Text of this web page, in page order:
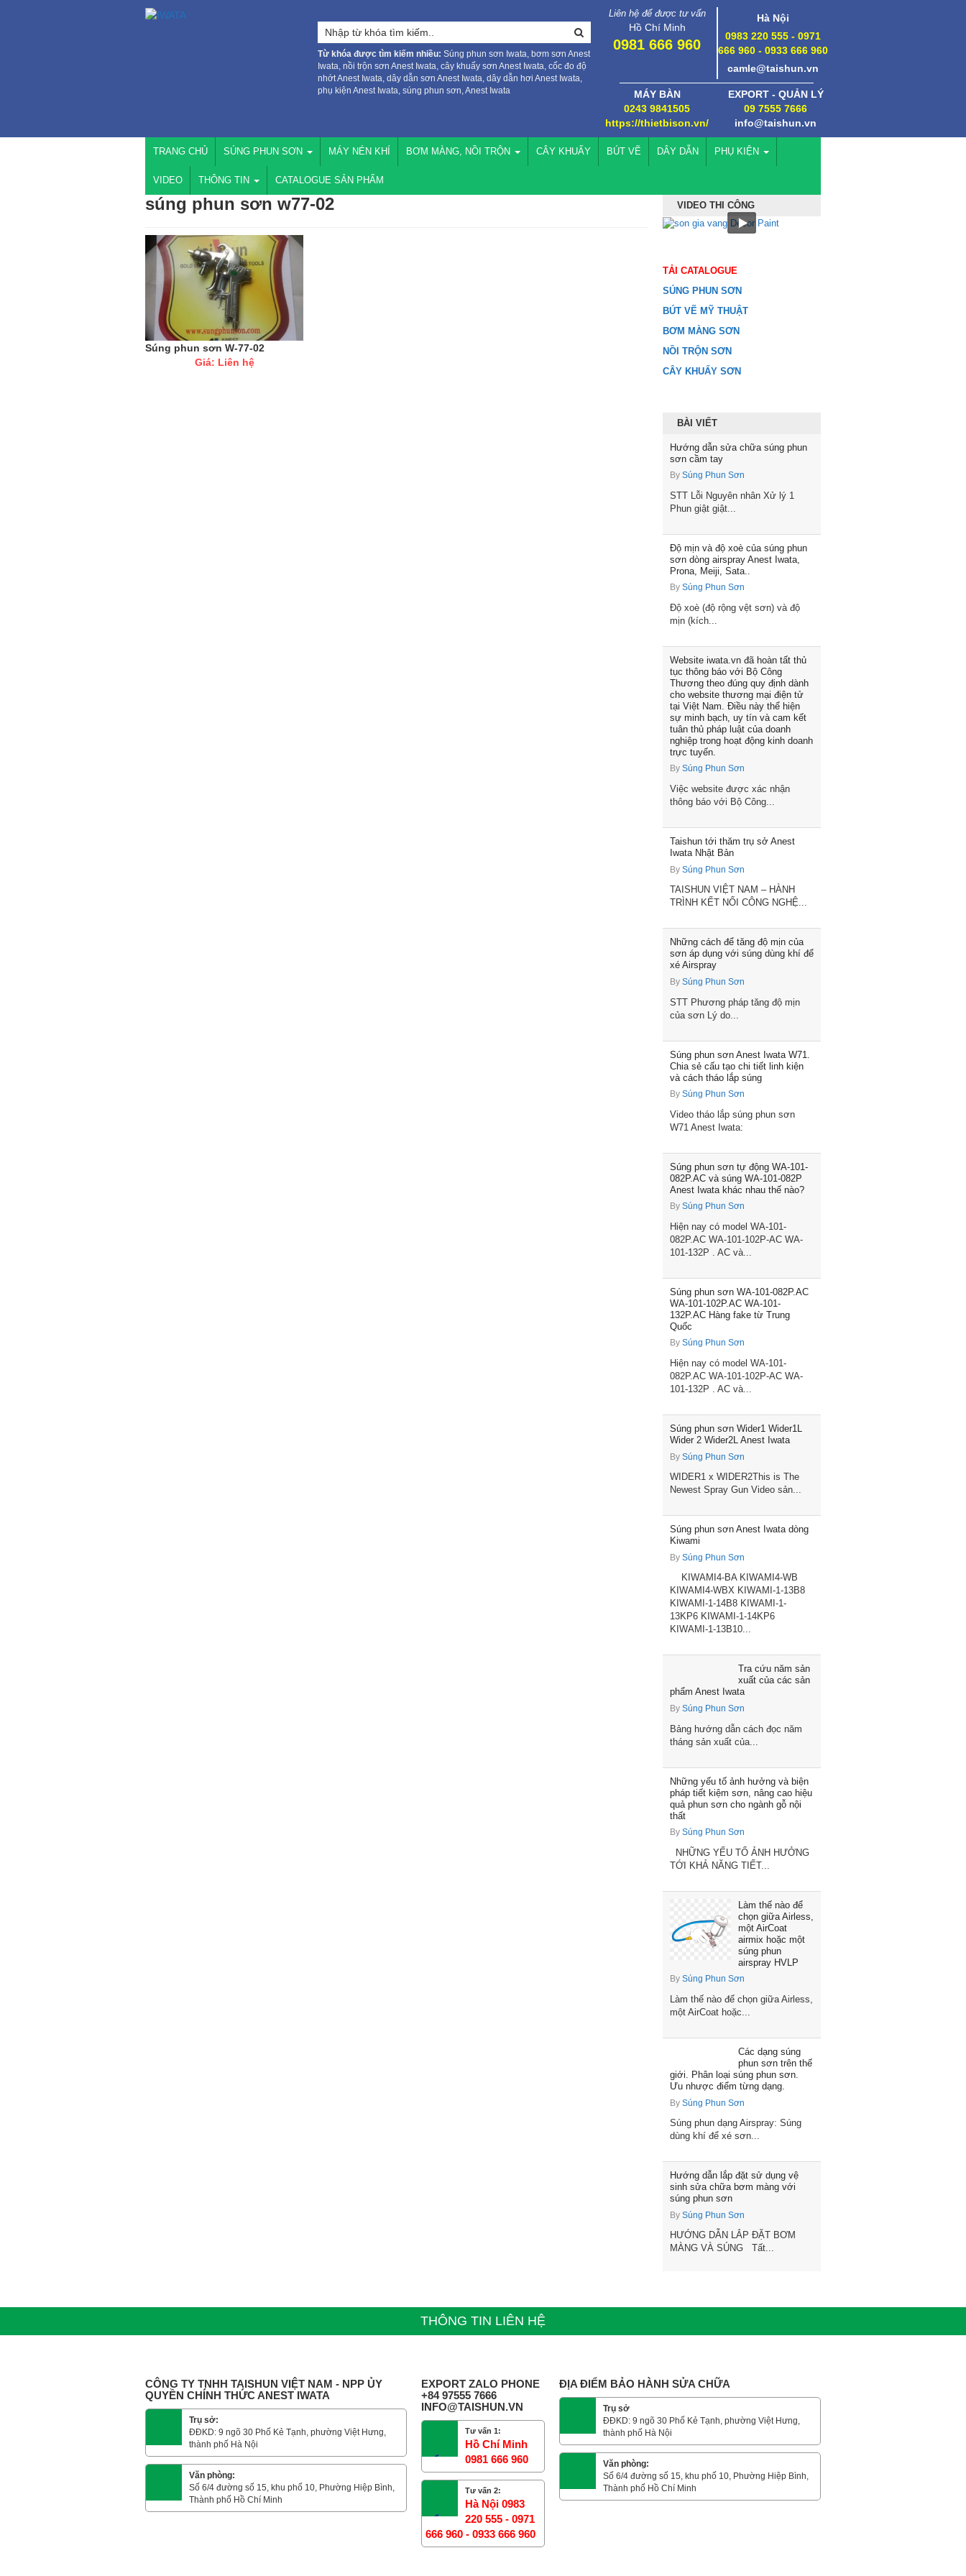
Từ khóa được tìm kiếm nhiều: Súng phun sơn Iwata, bơm sơn Anest
Iwata, nồi trộn sơn Anest Iwata, cây khuấy sơn Anest Iwata, cốc đo độ
nhớt Anest Iwata, dây dẫn sơn Anest Iwata, dây dẫn hơi Anest Iwata,
phụ kiện Anest Iwata, súng phun sơn, Anest Iwata
Liên hệ để được tư vấn
Hồ Chí Minh
0981 666 960
Hà Nội
0983 220 555 - 0971
666 960 - 0933 666 960
camle@taishun.vn
MÁY BÀN
0243 9841505
https://thietbison.vn/
EXPORT - QUẢN LÝ
09 7555 7666
info@taishun.vn
TRANG CHỦ SÚNG PHUN SƠN MÁY NÉN KHÍ BƠM MÀNG, NỒI TRỘN CÂY KHUẤY BÚT VẼ DÂY DẪN PHỤ KIỆN
VIDEO THÔNG TIN CATALOGUE SẢN PHẨM
súng phun sơn w77-02
Súng phun sơn W-77-02
Giá: Liên hệ
VIDEO THI CÔNG
TẢI CATALOGUE
SÚNG PHUN SƠN
BÚT VẼ MỸ THUẬT
BƠM MÀNG SƠN
NỒI TRỘN SƠN
CÂY KHUẤY SƠN
BÀI VIẾT
Hướng dẫn sửa chữa súng phun
sơn cầm tay
By Súng Phun Sơn
STT Lỗi Nguyên nhân Xử lý 1
Phun giật giật...
Độ mịn và độ xoè của súng phun
sơn dòng airspray Anest Iwata,
Prona, Meiji, Sata..
By Súng Phun Sơn
Độ xoè (độ rộng vệt sơn) và độ
mịn (kích...
Website iwata.vn đã hoàn tất thủ
tục thông báo với Bộ Công
Thương theo đúng quy định dành
cho website thương mại điện tử
tại Việt Nam. Điều này thể hiện
sự minh bạch, uy tín và cam kết
tuân thủ pháp luật của doanh
nghiệp trong hoạt động kinh doanh
trực tuyến.
By Súng Phun Sơn
Việc website được xác nhận
thông báo với Bộ Công...
Taishun tới thăm trụ sở Anest
Iwata Nhật Bản
By Súng Phun Sơn
TAISHUN VIỆT NAM – HÀNH
TRÌNH KẾT NỐI CÔNG NGHỆ...
Những cách để tăng độ mịn của
sơn áp dụng với súng dùng khí để
xé Airspray
By Súng Phun Sơn
STT Phương pháp tăng độ mịn
của sơn Lý do...
Súng phun sơn Anest Iwata W71.
Chia sẻ cấu tạo chi tiết linh kiện
và cách tháo lắp súng
By Súng Phun Sơn
Video tháo lắp súng phun sơn
W71 Anest Iwata:
Súng phun sơn tự động WA-101-
082P.AC và súng WA-101-082P
Anest Iwata khác nhau thế nào?
By Súng Phun Sơn
Hiện nay có model WA-101-
082P.AC WA-101-102P-AC WA-
101-132P . AC và...
Súng phun sơn WA-101-082P.AC
WA-101-102P.AC WA-101-
132P.AC Hàng fake từ Trung
Quốc
By Súng Phun Sơn
Hiện nay có model WA-101-
082P.AC WA-101-102P-AC WA-
101-132P . AC và...
Súng phun sơn Wider1 Wider1L
Wider 2 Wider2L Anest Iwata
By Súng Phun Sơn
WIDER1 x WIDER2This is The
Newest Spray Gun Video sản...
Súng phun sơn Anest Iwata dòng
Kiwami
By Súng Phun Sơn
KIWAMI4-BA KIWAMI4-WB
KIWAMI4-WBX KIWAMI-1-13B8
KIWAMI-1-14B8 KIWAMI-1-
13KP6 KIWAMI-1-14KP6
KIWAMI-1-13B10...
Tra cứu năm sản
xuất của các sản
phẩm Anest Iwata
By Súng Phun Sơn
Bảng hướng dẫn cách đọc năm
tháng sản xuất của...
Những yếu tố ảnh hưởng và biện
pháp tiết kiệm sơn, nâng cao hiệu
quả phun sơn cho ngành gỗ nội
thất
By Súng Phun Sơn
NHỮNG YẾU TỐ ẢNH HƯỞNG
TỚI KHẢ NĂNG TIẾT...
Làm thế nào để
chọn giữa Airless,
một AirCoat
airmix hoặc một
súng phun
airspray HVLP
By Súng Phun Sơn
Làm thế nào để chọn giữa Airless,
một AirCoat hoặc...
Các dạng súng
phun sơn trên thế
giới. Phân loại súng phun sơn.
Ưu nhược điểm từng dạng.
By Súng Phun Sơn
Súng phun dạng Airspray: Súng
dùng khí để xé sơn...
Hướng dẫn lắp đặt sử dụng vệ
sinh sửa chữa bơm màng với
súng phun sơn
By Súng Phun Sơn
HƯỚNG DẪN LẮP ĐẶT BƠM
MÀNG VÀ SÚNG Tất...
THÔNG TIN LIÊN HỆ
CÔNG TY TNHH TAISHUN VIỆT NAM - NPP ỦY
QUYỀN CHÍNH THỨC ANEST IWATA
Trụ sở:
ĐĐKD: 9 ngõ 30 Phố Kẻ Tạnh, phường Việt Hưng,
thành phố Hà Nội
Văn phòng:
Số 6/4 đường số 15, khu phố 10, Phường Hiệp Bình,
Thành phố Hồ Chí Minh
EXPORT ZALO PHONE
+84 97555 7666
INFO@TAISHUN.VN
Tư vấn 1:
Hồ Chí Minh
0981 666 960
Tư vấn 2:
Hà Nội 0983
220 555 - 0971
666 960 - 0933 666 960
ĐỊA ĐIỂM BẢO HÀNH SỬA CHỮA
Trụ sở
ĐĐKD: 9 ngõ 30 Phố Kẻ Tạnh, phường Việt Hưng,
thành phố Hà Nội
Văn phòng:
Số 6/4 đường số 15, khu phố 10, Phường Hiệp Bình,
Thành phố Hồ Chí Minh